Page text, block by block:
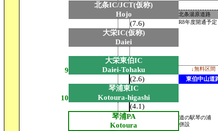
北条IC/JCT(仮称)
Hojo
北条湯原道路
(7.6) R8年度開通予定
大栄IC(仮称)
Daiei
大栄東伯IC
9
Daiei-Tohaku ↓無料区間
(2.6) 東伯中山道
琴浦東IC
10
Kotoura-higashi
(4.1)
琴浦PA
道の駅琴の浦
Kotoura 併設